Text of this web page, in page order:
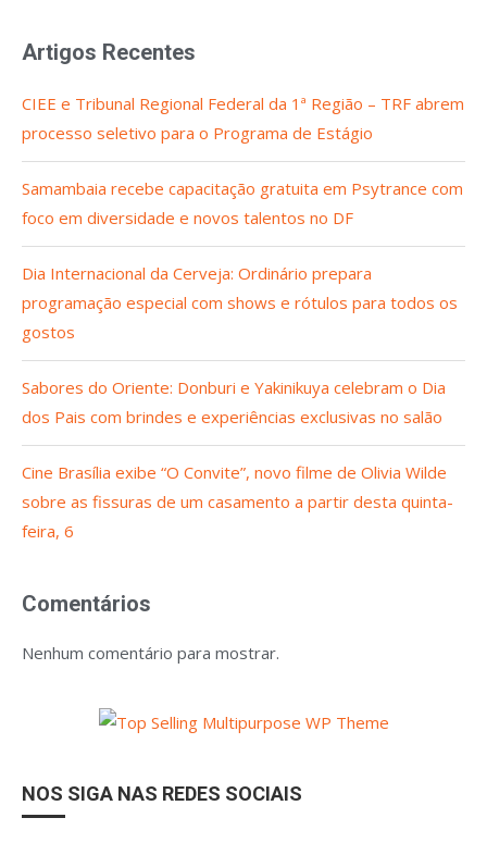
Artigos Recentes
CIEE e Tribunal Regional Federal da 1ª Região – TRF abrem
processo seletivo para o Programa de Estágio
Samambaia recebe capacitação gratuita em Psytrance com
foco em diversidade e novos talentos no DF
Dia Internacional da Cerveja: Ordinário prepara
programação especial com shows e rótulos para todos os
gostos
Sabores do Oriente: Donburi e Yakinikuya celebram o Dia
dos Pais com brindes e experiências exclusivas no salão
Cine Brasília exibe “O Convite”, novo filme de Olivia Wilde
sobre as fissuras de um casamento a partir desta quinta-
feira, 6
Comentários
Nenhum comentário para mostrar.
NOS SIGA NAS REDES SOCIAIS